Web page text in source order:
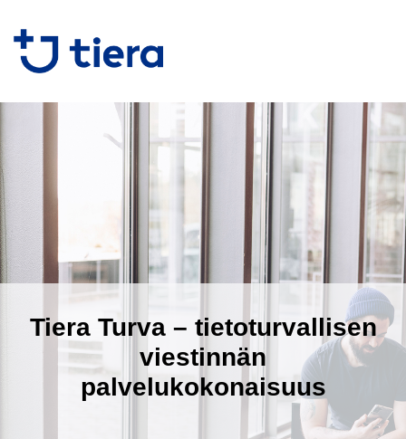
Tiera Turva – tietoturvallisen
viestinnän
palvelukokonaisuus